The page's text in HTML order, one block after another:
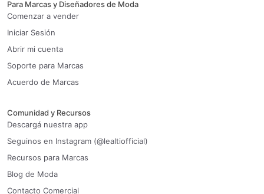
Para Marcas y Diseñadores de Moda
Comenzar a vender
Iniciar Sesión
Abrir mi cuenta
Soporte para Marcas
Acuerdo de Marcas
Comunidad y Recursos
Descargá nuestra app
Seguinos en Instagram (@lealtiofficial)
Recursos para Marcas
Blog de Moda
Contacto Comercial